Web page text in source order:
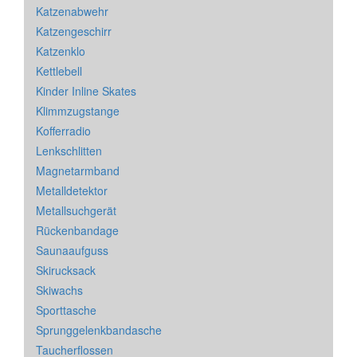
Katzenabwehr
Katzengeschirr
Katzenklo
Kettlebell
Kinder Inline Skates
Klimmzugstange
Kofferradio
Lenkschlitten
Magnetarmband
Metalldetektor
Metallsuchgerät
Rückenbandage
Saunaaufguss
Skirucksack
Skiwachs
Sporttasche
Sprunggelenkbandasche
Taucherflossen